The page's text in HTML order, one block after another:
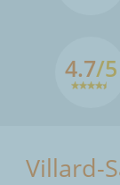
4.7/5
Villard-